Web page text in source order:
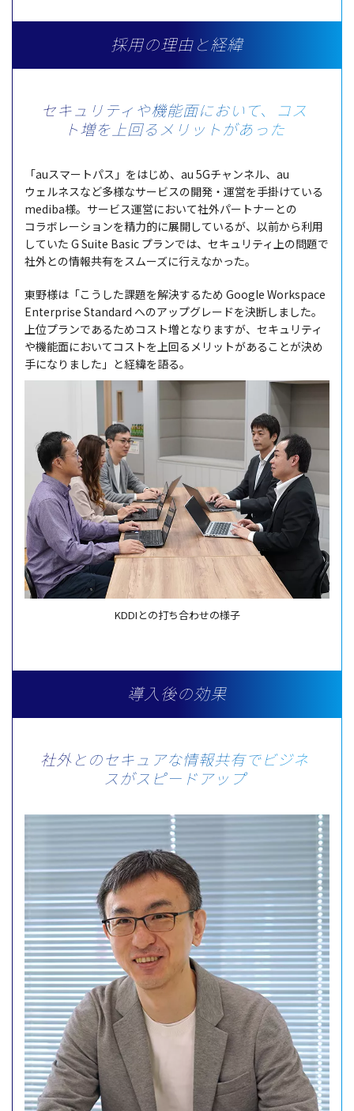
採用の理由と経緯
セキュリティや機能面において、
コス
ト増を上回るメリットがあった
KDDIとの打ち合わせの様子
「auスマートパス 」をはじめ、au 5Gチャンネル、au
ウェルネスなど多様なサービスの開発 ・ 運営を手掛けている
mediba様。 サービス運営において社外パートナーとの
コラボレーションを精力的に展開しているが、 以前から利用
していた G Suite Basic プランでは、 セキュリティ上の問題で
社外との情報共有をスムーズに行えなかった。
東野様は「こうした課題を解決するため Google Workspace
Enterprise Standard へのアップグレードを決断しました。
上位プランであるためコスト増となりますが、 セキュリティ
や機能面においてコストを上回るメリットがあることが決め
手になりました」と経緯を語る。
導入後の効果
社外とのセキュアな情報共有でビジネ
スがスピードアップ